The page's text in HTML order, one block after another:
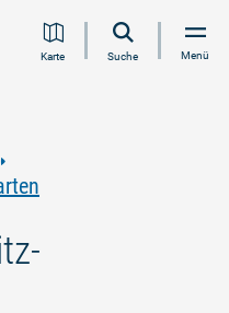
Inhalt
Navigation
Volltextsuche
FooterKarte Suche Menü